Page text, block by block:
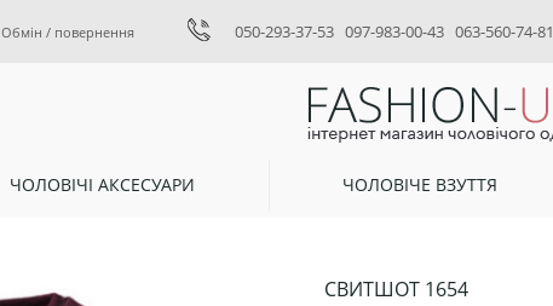
Обмін / повернення 050-293-37-53 097-983-00-43 063-560-74-81
ЧОЛОВІЧІ АКСЕСУАРИ ЧОЛОВІЧЕ ВЗУТТЯ
СВИТШОТ 1654